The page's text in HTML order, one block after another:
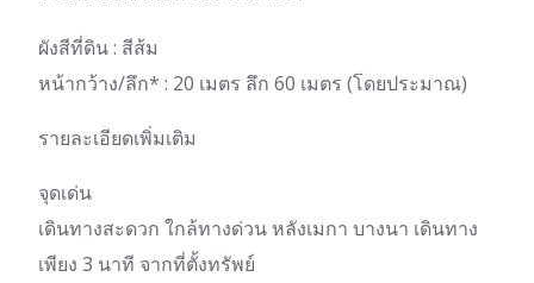
ผังสีที่ดิน : สีส้ม
หน้ากว้าง/ลึก* : 20 เมตร ลึก 60 เมตร (โดยประมาณ)
รายละเอียดเพิ่มเติม
จุดเด่น
เดินทางสะดวก ใกล้ทางด่วน หลังเมกา บางนา เดินทาง
เพียง 3 นาที จากที่ตั้งทรัพย์